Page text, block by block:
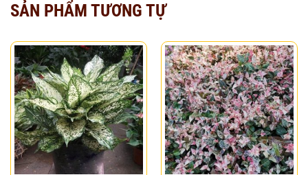
SẢN PHẨM TƯƠNG TỰ